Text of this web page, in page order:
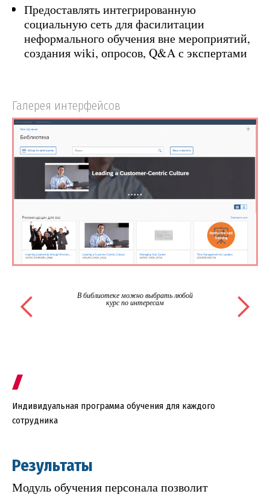
Предоставлять интегрированную
социальную сеть для фасилитации
неформального обучения вне мероприятий,
создания wiki, опросов, Q&A с экспертами
Галерея интерфейсов
В библиотеке можно выбрать любой
курс по интересам
Индивидуальная программа обучения для каждого
сотрудника
Результаты
Модуль обучения персонала позволит